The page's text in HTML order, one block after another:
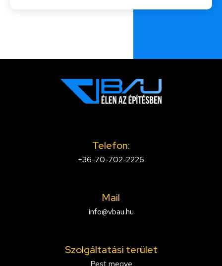
Telefon:
+36-70-702-2226
Mail
info@vbau.hu
Szolgáltatási terület
Pest megye